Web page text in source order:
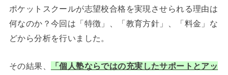
ポケットスクールが志望校合格を実現させられる理由は
何なのか？今回は「特徴」、「教育方針」、「料金」な
どから分析を行いました。
その結果、
「個人塾ならではの充実したサポートとアッ